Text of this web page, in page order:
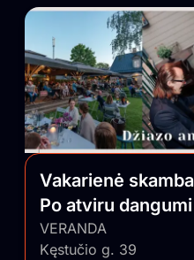
Vakarienė
Po atviru
VERANDA
Kęstučio g. 39